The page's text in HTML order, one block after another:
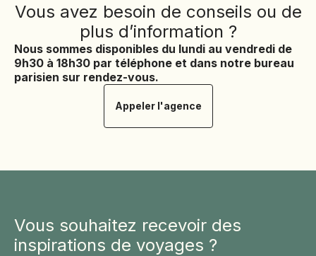
Prix et
dates
Vous avez besoin de conseils ou de
plus d’information ?
Nous sommes disponibles du lundi au vendredi de
9h30 à 18h30 par téléphone et dans notre bureau
parisien sur rendez-vous.
Appeler l'agence
Vous souhaitez recevoir des
inspirations de voyages ?